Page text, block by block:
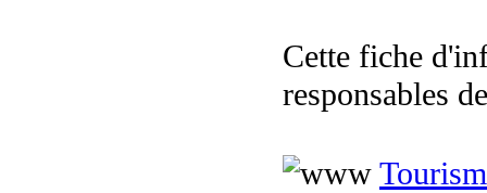
Cette fiche
responsables